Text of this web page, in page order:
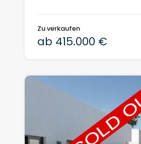
Zu verkaufen
ab 415.000 €